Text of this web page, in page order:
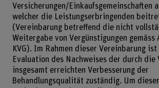
Versicherungen/Einkaufsgemeinschaften
welcher die Leistungserbringenden
(Vereinbarung betreffend die nicht
Weitergabe von Vergünstigungen
KVG). Im Rahmen dieser Vereinbarung
Evaluation des Nachweises der durch die
insgesamt erreichten Verbesserung der
Behandlungsqualität zuständig. Um